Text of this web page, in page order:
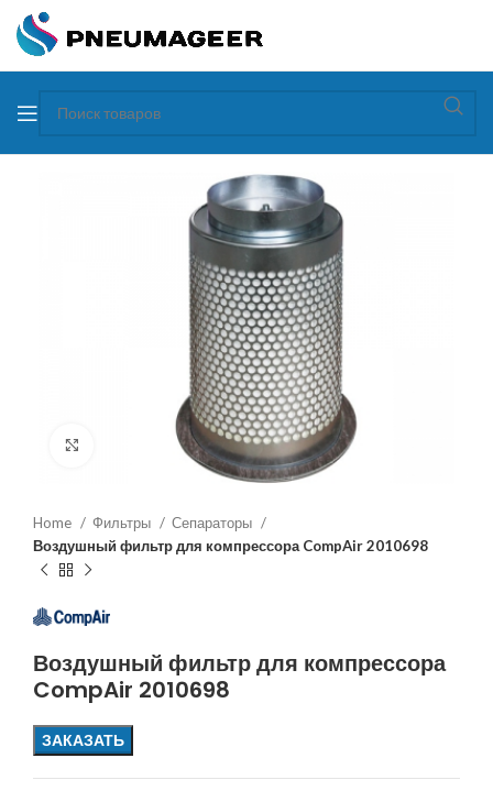
Home Фильтры
Сепараторы
Воздушный фильтр для компрессора CompAir 2010698
Воздушный фильтр для компрессора
CompAir 2010698
ЗАКАЗАТЬ